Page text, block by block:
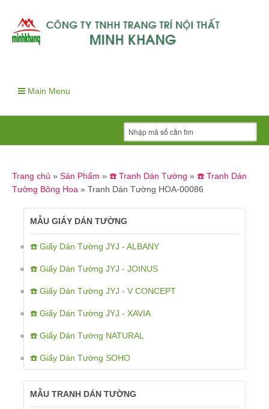
Main Menu
Trang chủ » Sản Phẩm » ☎️ Tranh Dán Tường » ☎️ Tranh Dán
Tường Bông Hoa » Tranh Dán Tường HOA-00086
MẪU GIẤY DÁN TƯỜNG
☎️ Giấy Dán Tường JYJ - ALBANY
☎️ Giấy Dán Tường JYJ - JOINUS
☎️ Giấy Dán Tường JYJ - V CONCEPT
☎️ Giấy Dán Tường JYJ - XAVIA
☎️ Giấy Dán Tường NATURAL
☎️ Giấy Dán Tường SOHO
MẪU TRANH DÁN TƯỜNG